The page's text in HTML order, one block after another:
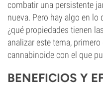
combatir una persistente
nueva. Pero hay algo en lo
¿qué propiedades tienen
analizar este tema,
cannabinoide con el que
BENEFICIOS Y